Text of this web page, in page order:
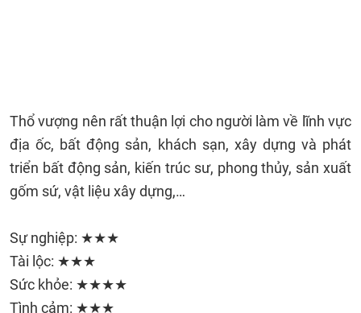
Thổ vượng nên rất thuận lợi cho người làm về lĩnh vực
địa ốc, bất động sản, khách sạn, xây dựng và phát
triển bất động sản, kiến trúc sư, phong thủy, sản xuất
gốm sứ, vật liệu xây dựng,…
Sự nghiệp: ★★★
Tài lộc: ★★★
Sức khỏe: ★★★★
Tình cảm: ★★★